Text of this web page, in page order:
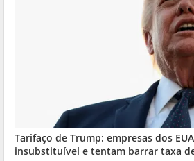
Tarifaço de Trump: empresas dos
insubstituível e tentam barrar taxa